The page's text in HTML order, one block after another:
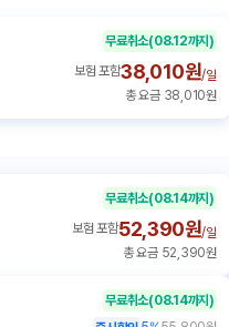
무료취소(08.12까지)
보험 포함38,010원/일
총 요금 38,010원
무료취소(08.14까지)
보험 포함52,390원/일
총 요금 52,390원
무료취소(08.14까지)